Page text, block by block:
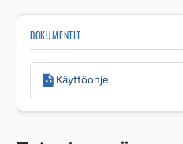
DOKUMENTIT
Käyttöohje